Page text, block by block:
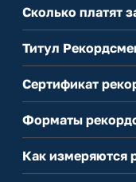
Сколько платят
Титул
Сертификат
Форматы
Как измеряются